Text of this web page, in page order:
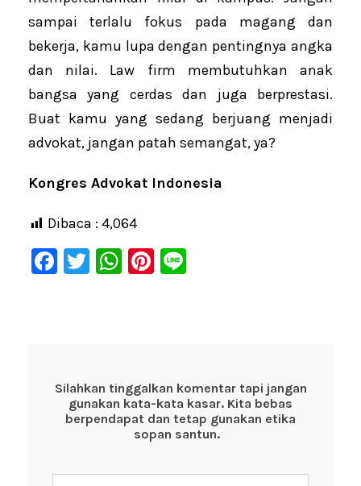
sampai terlalu fokus pada magang dan
bekerja, kamu lupa dengan pentingnya angka
dan nilai. Law firm membutuhkan anak
bangsa yang cerdas dan juga berprestasi.
Buat kamu yang sedang berjuang menjadi
advokat, jangan patah semangat, ya?
Kongres Advokat Indonesia
Dibaca : 4,064
F
o
o
T
W
p
p
Pi
Silahkan tinggalkan komentar tapi jangan
gunakan kata-kata kasar. Kita bebas
berpendapat dan tetap gunakan etika
sopan santun.